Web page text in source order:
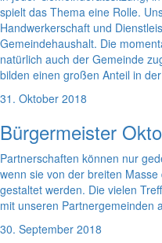
spielt das Thema eine Rolle.
Handwerkerschaft und
Gemeindehaushalt. Die
natürlich auch der Gemeinde
bilden einen großen Anteil in
31. Oktober 2018
Bürgermeister
Partnerschaften können nur
wenn sie von der breiten
gestaltet werden. Die vielen
mit unseren Partnergemeinden
30. September 2018